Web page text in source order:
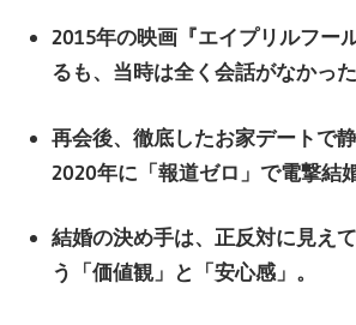
2015年の映画『エイプリルフー
るも、当時は全く会話がなかった
再会後、徹底したお家デートで静
2020年に「報道ゼロ」で電撃結婚
結婚の決め手は、正反対に見え
う「価値観」と「安心感」。